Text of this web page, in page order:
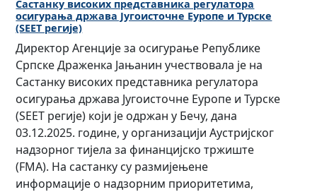
Састанку високих представника регулатора
осигурања држава Југоисточне Еуропе и Турске
(SEET регије)
Директор Агенције за осигурање Републике
Српске Драженка Јањанин учествовала је на
Састанку високих представника регулатора
осигурања држава Југоисточне Еуропе и Турске
(SEET регије) који је одржан у Бечу, дана
03.12.2025. године, у организацији Аустријског
надзорног тијела за финанцијско тржиште
(FMA). На састанку су размијењене
информације о надзорним приоритетима,